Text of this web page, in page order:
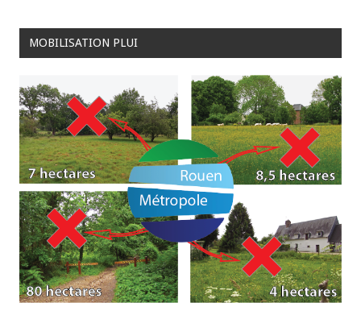
MOBILISATION PLUI